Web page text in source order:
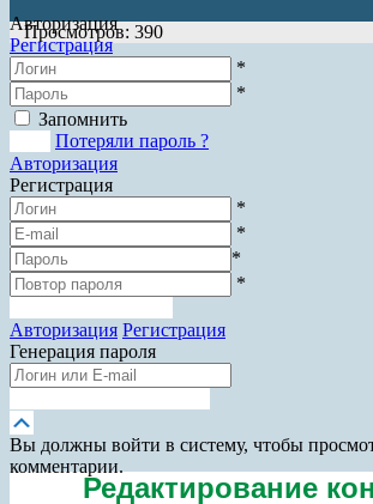
Просмотров: 390
Авторизация
Регистрация
*
*
Запомнить
Потеряли пароль ?
Авторизация
Регистрация
*
*
*
*
Авторизация Регистрация
Генерация пароля
вверх
Вы должны войти в систему, чтобы
комментарии.
Редактирование